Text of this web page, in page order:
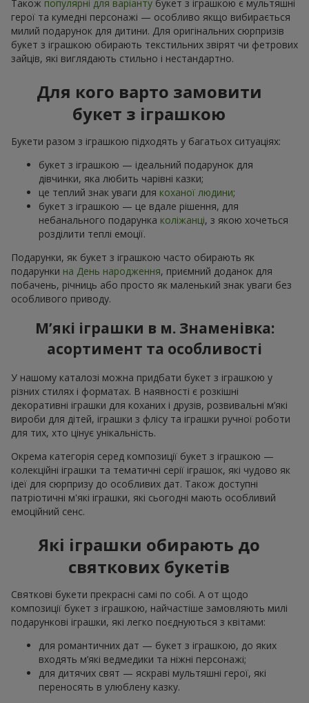
Також популярні для варіанту букет з іграшкою є мультяшні
герої та кумедні персонажі — особливо якщо вибирається
милий подарунок для дитини. Для оригінальних сюрпризів
букет з іграшкою обирають текстильних звірят чи фетрових
зайців, які виглядають стильно і нестандартно.
Для кого варто замовити
букет з іграшкою
Букети разом з іграшкою підходять у багатьох ситуаціях:
букет з іграшкою — ідеальний подарунок для
дівчинки, яка любить чарівні казки;
це теплий знак уваги для коханої людини;
букет з іграшкою — це вдале рішення, для
небанального подарунка коліжанці, з якою хочеться
розділити теплі емоції.
Подарунки, як букет з іграшкою часто обирають як
подарунки на День народження, приємний доданок для
побачень, річниць або просто як маленький знак уваги без
особливого приводу.
М’які іграшки в м. Знаменівка:
асортимент та особливості
У нашому каталозі можна придбати букет з іграшкою у
різних стилях і форматах. В наявності є розкішні
декоративні іграшки для коханих і друзів, розвивальні м’які
вироби для дітей, іграшки з флісу та іграшки ручної роботи
для тих, хто цінує унікальність.
Окрема категорія серед композиції букет з іграшкою —
колекційні іграшки та тематичні серії іграшок, які чудово як
ідеї для сюрпризу до особливих дат. Також доступні
патріотичні м'які іграшки, які сьогодні мають особливий
емоційний сенс.
Які іграшки обирають до
святкових букетів
Святкові букети прекрасні самі по собі. А от щодо
композиції букет з іграшкою, найчастіше замовляють милі
подарункові іграшки, які легко поєднуються з квітами:
для романтичних дат — букет з іграшкою, до яких
входять м’які ведмедики та ніжні персонажі;
для дитячих свят — яскраві мультяшні герої, які
переносять в улюблену казку.